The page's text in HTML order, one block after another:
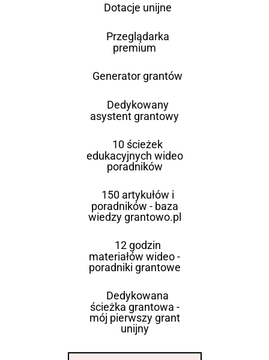
Dotacje unijne
Przeglądarka
premium
Generator grantów
Dedykowany
asystent grantowy
10 ścieżek
edukacyjnych wideo
poradników
150 artykułów i
poradników - baza
wiedzy grantowo.pl
12 godzin
materiałów wideo -
poradniki grantowe
Dedykowana
ścieżka grantowa -
mój pierwszy grant
unijny